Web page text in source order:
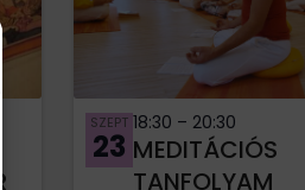
SZEPT
23
18:30 – 20:30
MEDITÁCIÓS
TANFOLYAM